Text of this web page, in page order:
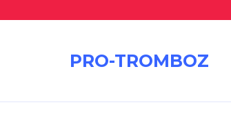
PRO-TROMBOZ